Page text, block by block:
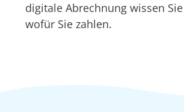
digitale Abrechnung wissen
wofür Sie zahlen.